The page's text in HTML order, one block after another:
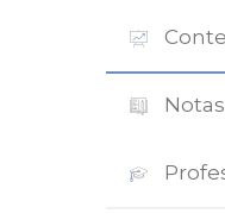
Notas